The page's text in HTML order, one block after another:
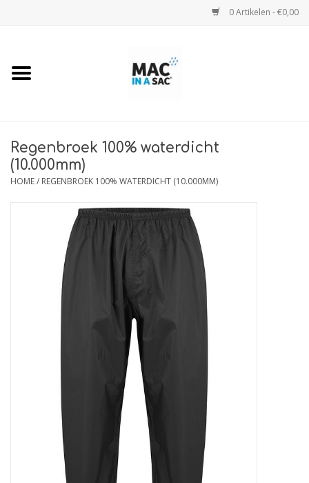
0 Artikelen - €0,00
Home
Regenjassen Kids
Regenjas Camo
Regenbroeken
Regenponcho's
Regenbroek 100% waterdicht
(10.000mm)
HOME/ REGENBROEK 100% WATERDICHT (10.000MM)